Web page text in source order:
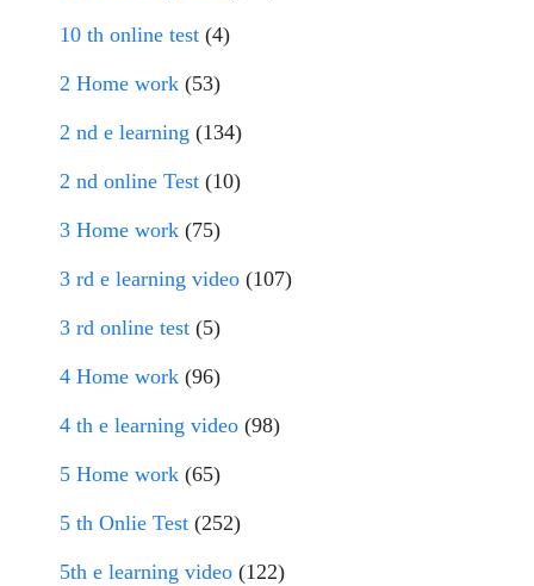
10 th online test (4)
2 Home work (53)
2 nd e learning (134)
2 nd online Test (10)
3 Home work (75)
3 rd e learning video (107)
3 rd online test (5)
4 Home work (96)
4 th e learning video (98)
5 Home work (65)
5 th Onlie Test (252)
5th e learning video (122)